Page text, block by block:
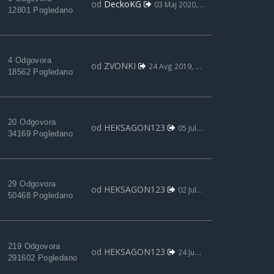
12801 Pogledano
od DeckoKG 03 Maj 2020, 18:23
4 Odgovora
18562 Pogledano
od ZVONKI 24 Avg 2019, 09:00
20 Odgovora
34169 Pogledano
od HEKSAGON123 05 Jul 2019, 20:25
29 Odgovora
50468 Pogledano
od HEKSAGON123 02 Jul 2019, 17:43
219 Odgovora
291602 Pogledano
od HEKSAGON123 24 Jun 2019, 18:03